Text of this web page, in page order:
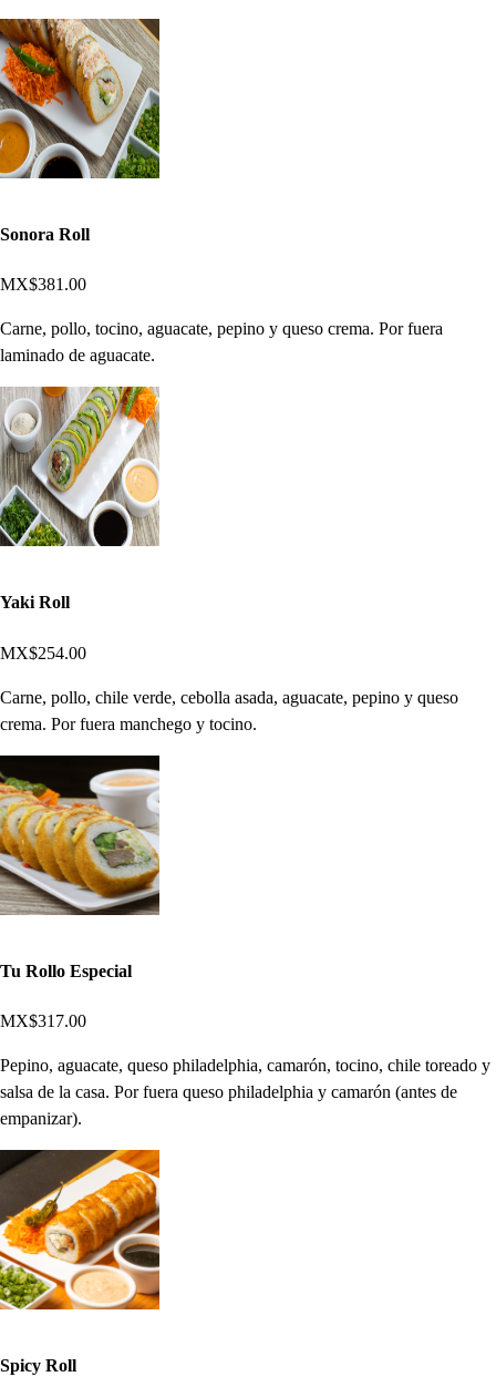
Sonora Roll
MX$381.00
Carne, pollo, tocino, aguacate, pepino y queso crema. Por fuera
laminado de aguacate.
Yaki Roll
MX$254.00
Carne, pollo, chile verde, cebolla asada, aguacate, pepino y queso
crema. Por fuera manchego y tocino.
Tu Rollo Especial
MX$317.00
Pepino, aguacate, queso philadelphia, camarón, tocino, chile toreado y
salsa de la casa. Por fuera queso philadelphia y camarón (antes de
empanizar).
Spicy Roll